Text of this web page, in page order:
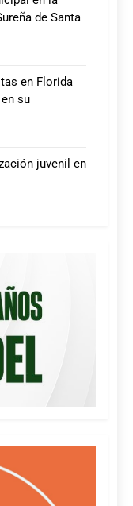
de Santa
en Florida
su
juvenil en